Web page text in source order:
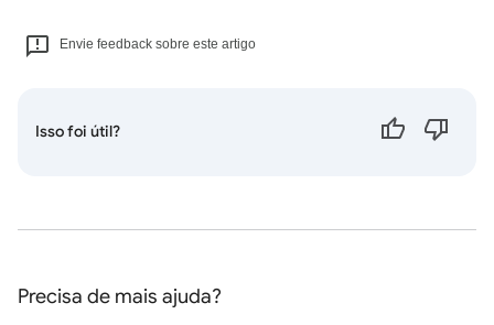
Envie feedback sobre este artigo
Isso foi útil?
Precisa de mais ajuda?